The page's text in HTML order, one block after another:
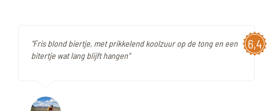
6,4
"Fris blond biertje, met prikkelend koolzuur op de tong en een
bitertje wat lang blijft hangen"